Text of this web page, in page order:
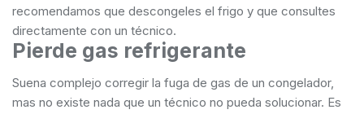
recomendamos que descongeles el frigo y que consultes
directamente con un técnico.
Pierde gas refrigerante
Suena complejo corregir la fuga de gas de un congelador,
mas no existe nada que un técnico no pueda solucionar. Es